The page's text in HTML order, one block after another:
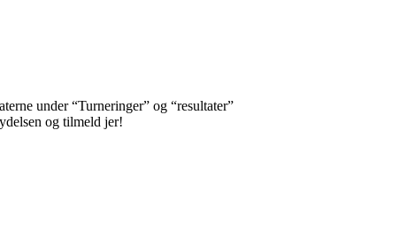
under “Turneringer” og “resultater”
og tilmeld jer!